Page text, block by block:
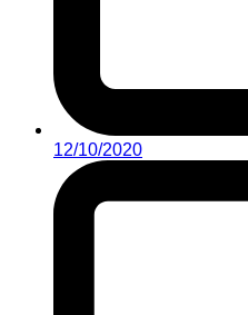
12/10/2020